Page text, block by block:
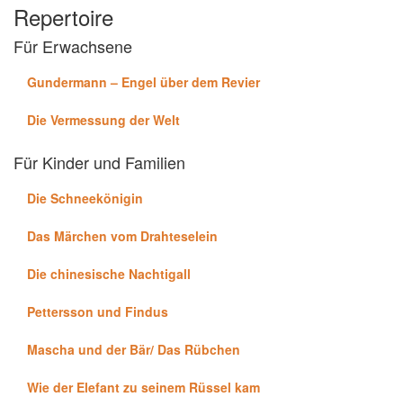
Repertoire
Für Erwachsene
Gundermann – Engel über dem Revier
Die Vermessung der Welt
Für Kinder und Familien
Die Schneekönigin
Das Märchen vom Drahteselein
Die chinesische Nachtigall
Pettersson und Findus
Mascha und der Bär/ Das Rübchen
Wie der Elefant zu seinem Rüssel kam